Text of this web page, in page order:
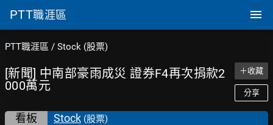
PTT職涯區
PTT職涯區 / Stock (股票)
[新聞] 中南部豪雨成災 證券F4再次捐款2
000萬元
＋收藏
分享
看板 Stock (股票)